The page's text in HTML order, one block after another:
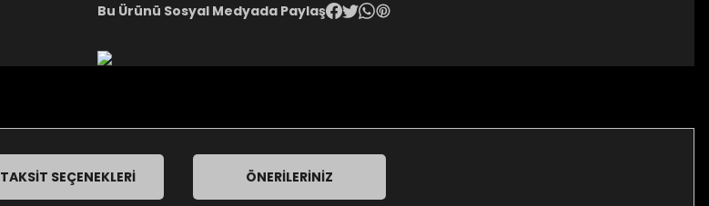
Bu Ürünü Sosyal Medyada Paylaş
TAKSIT SEÇENEKLERI ÖNERILERINIZ